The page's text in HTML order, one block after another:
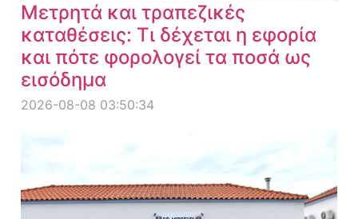
Μετρητά και τραπεζικές
καταθέσεις: Τι δέχεται η εφορία
και πότε φορολογεί τα ποσά ως
εισόδημα
2026-08-08 03:50:34